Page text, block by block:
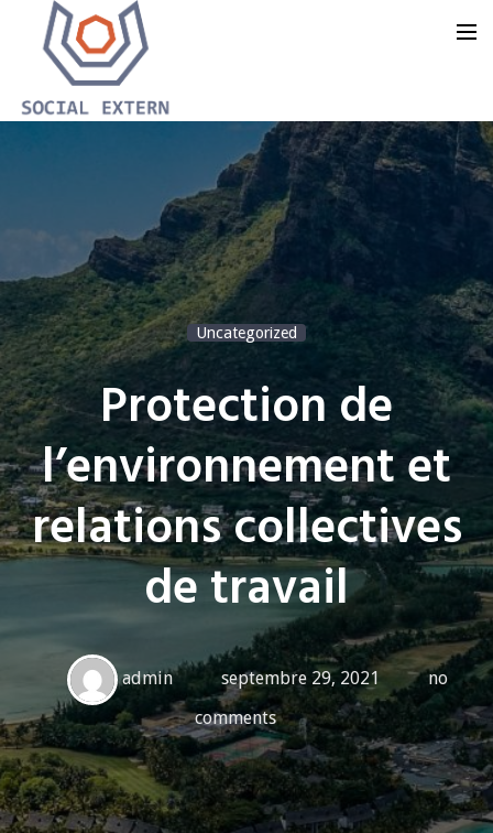
Notre groupe
Notre blog
Nous contacter
Uncategorized
Protection de
l’environnement et
relations collectives
de travail
admin septembre 29, 2021
no
comments